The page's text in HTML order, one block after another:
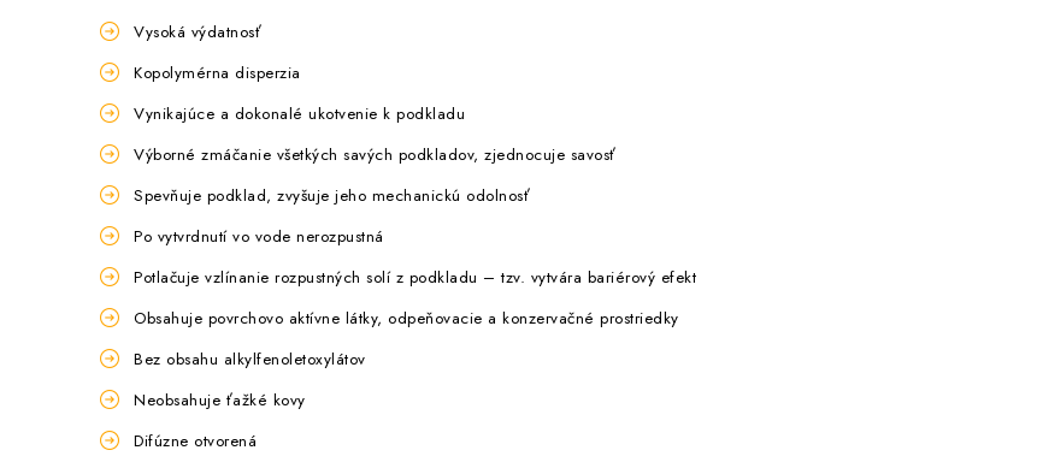
Vysoká výdatnosť
Kopolymérna disperzia
Vynikajúce a dokonalé ukotvenie k podkladu
Výborné zmáčanie všetkých savých podkladov, zjednocuje savosť
Spevňuje podklad, zvyšuje jeho mechanickú odolnosť
Po vytvrdnutí vo vode nerozpustná
Potlačuje vzlínanie rozpustných solí z podkladu – tzv. vytvára bariérový efekt
Obsahuje povrchovo aktívne látky, odpeňovacie a konzervačné prostriedky
Bez obsahu alkylfenoletoxylátov
Neobsahuje ťažké kovy
Difúzne otvorená